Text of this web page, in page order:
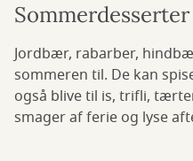
Sommerdesserter
Jordbær, rabarber,
sommeren til. De kan
også blive til is, trifli,
smager af ferie og lyse